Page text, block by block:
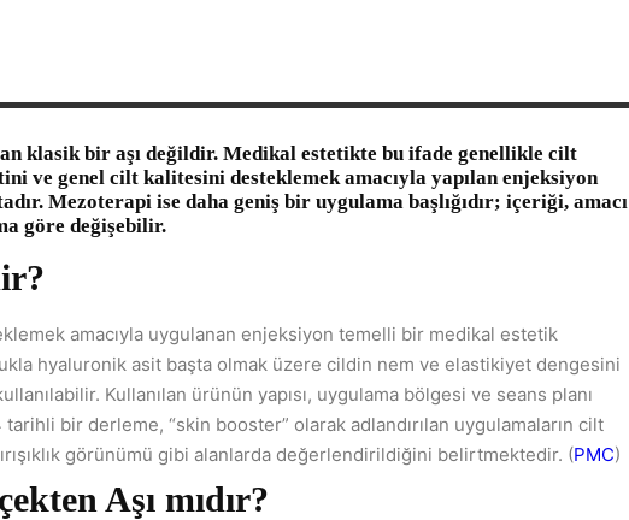
klasik bir aşı değildir. Medikal estetikte bu ifade genellikle cilt
ve genel cilt kalitesini desteklemek amacıyla yapılan enjeksiyon
Mezoterapi ise daha geniş bir uygulama başlığıdır; içeriği, amacı
göre değişebilir.
amacıyla uygulanan enjeksiyon temelli bir medikal estetik
hyaluronik asit başta olmak üzere cildin nem ve elastikiyet dengesini
Kullanılan ürünün yapısı, uygulama bölgesi ve seans planı
bir derleme, “skin booster” olarak adlandırılan uygulamaların cilt
görünümü gibi alanlarda değerlendirildiğini belirtmektedir. (PMC)
Aşı mıdır?